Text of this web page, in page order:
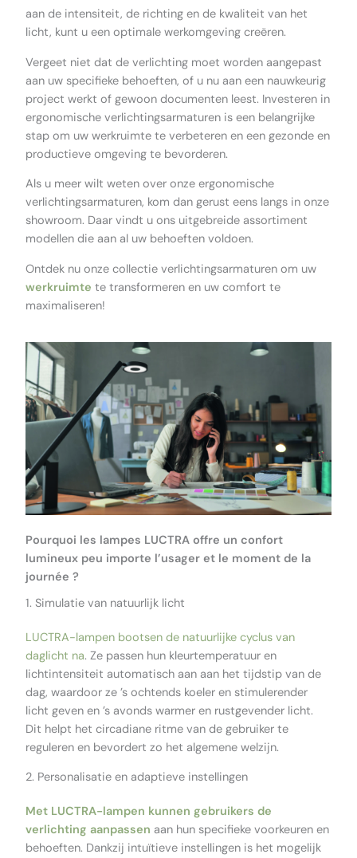
aan de intensiteit, de richting en de kwaliteit van het
licht, kunt u een optimale werkomgeving creëren.
Vergeet niet dat de verlichting moet worden aangepast
aan uw specifieke behoeften, of u nu aan een nauwkeurig
project werkt of gewoon documenten leest. Investeren in
ergonomische verlichtingsarmaturen is een belangrijke
stap om uw werkruimte te verbeteren en een gezonde en
productieve omgeving te bevorderen.
Als u meer wilt weten over onze ergonomische
verlichtingsarmaturen, kom dan gerust eens langs in onze
showroom. Daar vindt u ons uitgebreide assortiment
modellen die aan al uw behoeften voldoen.
Ontdek nu onze collectie verlichtingsarmaturen om uw
werkruimte te transformeren en uw comfort te
maximaliseren!
Pourquoi les lampes LUCTRA offre un confort
lumineux peu importe l’usager et le moment de la
journée ?
1. Simulatie van natuurlijk licht
LUCTRA-lampen bootsen de natuurlijke cyclus van
daglicht na. Ze passen hun kleurtemperatuur en
lichtintensiteit automatisch aan aan het tijdstip van de
dag, waardoor ze ’s ochtends koeler en stimulerender
licht geven en ’s avonds warmer en rustgevender licht.
Dit helpt het circadiane ritme van de gebruiker te
reguleren en bevordert zo het algemene welzijn.
2. Personalisatie en adaptieve instellingen
Met LUCTRA-lampen kunnen gebruikers de
verlichting aanpassen aan hun specifieke voorkeuren en
behoeften. Dankzij intuïtieve instellingen is het mogelijk